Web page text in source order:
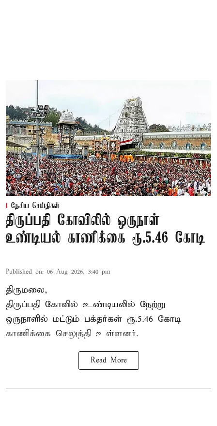
தேசிய செய்திகள்
திருப்பதி கோவிலில் ஒருநாள்
உண்டியல் காணிக்கை ரூ.5.46 கோடி
Published on: 06 Aug 2026, 3:40 pm
திருமலை,
திருப்பதி கோவில் உண்டியலில் நேற்று
ஒருநாளில் மட்டும் பக்தர்கள் ரூ.5.46 கோடி
காணிக்கை செலுத்தி உள்ளனர்.
Read More